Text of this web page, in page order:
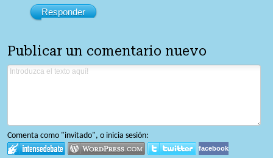
Responder
Publicar un comentario nuevo
Comenta como "invitado", o inicia sesión:
facebook